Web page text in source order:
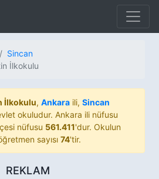
Sincan
İlkokulu
İlkokulu, Ankara ili, Sincan
okuludur. Ankara ili nüfusu
nüfusu 561.411'dur. Okulun
sayısı 74'tir.
REKLAM